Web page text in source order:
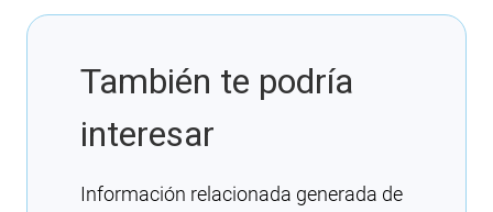
También te podría
interesar
Información relacionada generada de